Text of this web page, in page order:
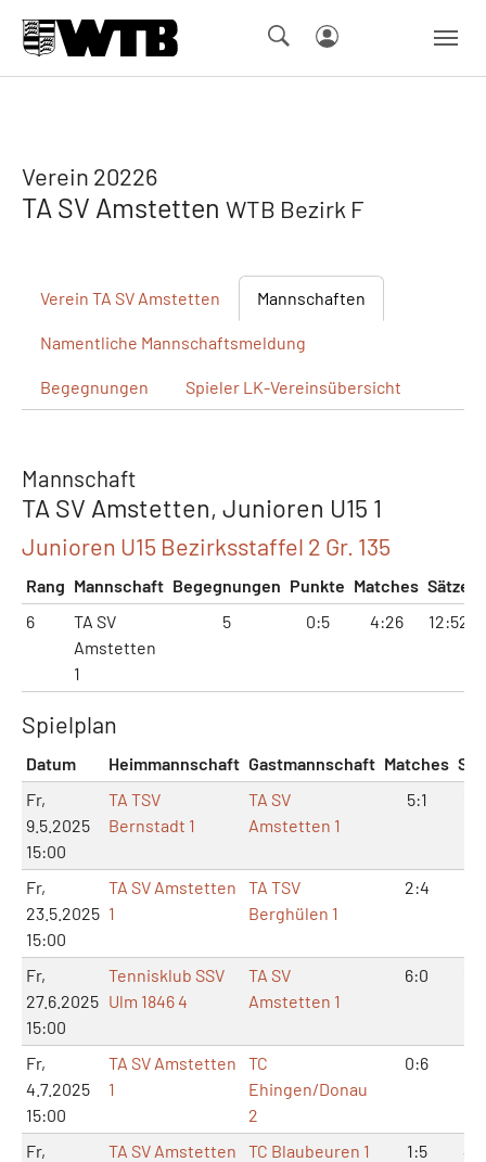
Verein 20226
TA SV Amstetten WTB Bezirk F
Verein TA SV Amstetten Mannschaften
Namentliche Mannschaftsmeldung
Begegnungen Spieler LK-Vereinsübersicht
Mannschaft
TA SV Amstetten, Junioren U15 1
Junioren U15 Bezirksstaffel 2 Gr. 135
Rang Mannschaft Begegnungen Punkte Matches Sätze
6
TA SV
Amstetten
1
5 0:5 4:26 12:52
Spielplan
Datum Heimmannschaft Gastmannschaft Matches
Fr,
9.5.2025
15:00
TA TSV
Bernstadt 1
TA SV
Amstetten 1
5:1
Fr,
23.5.2025
15:00
TA SV Amstetten
1
TA TSV
Berghülen 1
2:4
Fr,
27.6.2025
15:00
Tennisklub SSV
Ulm 1846 4
TA SV
Amstetten 1
6:0
Fr,
4.7.2025
15:00
TA SV Amstetten
1
TC
Ehingen/Donau
2
0:6
Fr,
TA SV Amstetten
TC Blaubeuren 1 1:5